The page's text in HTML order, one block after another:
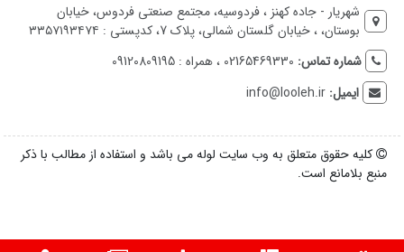
شهریار - جاده کهنز ، فردوسیه، مجتمع صنعتی فردوس، خیابان
بوستان، ، خیابان گلستان شمالی، پلاک 7، کدپستی : ۳۳۵۷۱۹۳۴۷۴
شماره تماس: 02165469330 ، همراه : 09120809195
ایمیل:info@looleh.ir
کلیه حقوق متعلق به وب سایت لوله می باشد و استفاده از مطالب با ذکر
منبع بلامانع است.